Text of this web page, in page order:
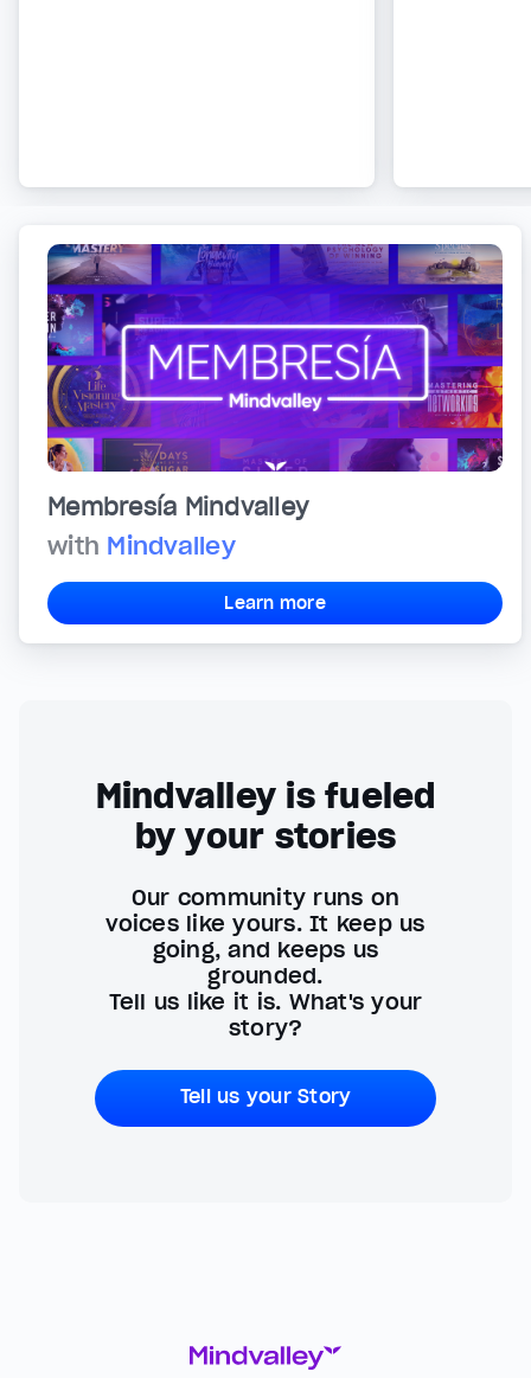
Membresía Mindvalley
with Mindvalley
Learn more
Mindvalley is fueled
by your stories
Our community runs on
voices like yours. It keep us
going, and keeps us
grounded.
Tell us like it is. What's your
story?
Tell us your Story